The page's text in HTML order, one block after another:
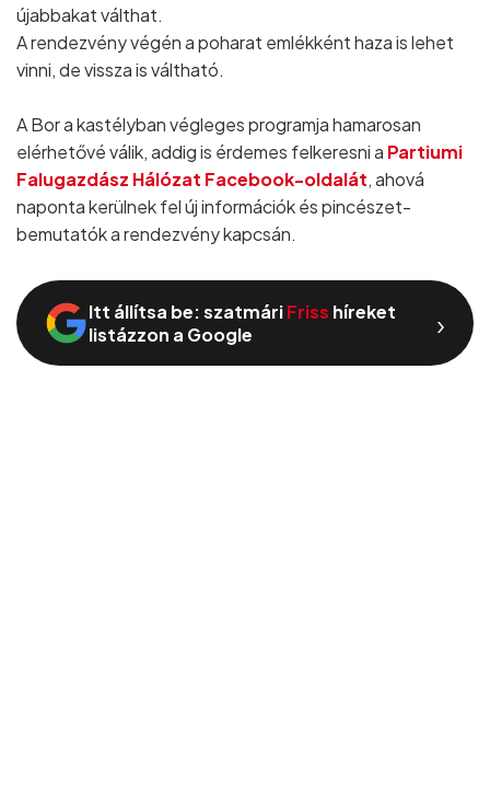
újabbakat válthat.
A rendezvény végén a poharat emlékként haza is lehet
vinni, de vissza is váltható.
A Bor a kastélyban végleges programja hamarosan
elérhetővé válik, addig is érdemes felkeresni a Partiumi
Falugazdász Hálózat Facebook-oldalát, ahová
naponta kerülnek fel új információk és pincészet-
bemutatók a rendezvény kapcsán.
Itt állítsa be: szatmáriFriss híreket
listázzon a Google
›